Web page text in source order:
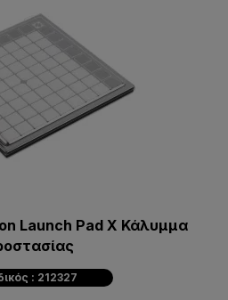
Launch Pad X Κάλυμμα
: 212327